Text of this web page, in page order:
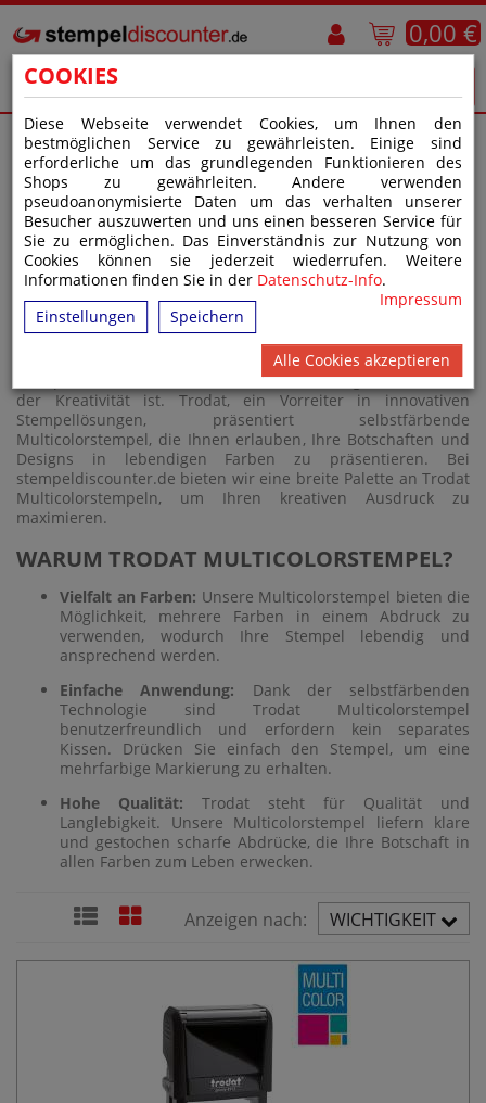
COOKIES
Diese Webseite verwendet Cookies, um Ihnen den
bestmöglichen Service zu gewährleisten. Einige sind
erforderliche um das grundlegenden Funktionieren des
Shops zu gewährleiten. Andere verwenden
pseudoanonymisierte Daten um das verhalten unserer
Besucher auszuwerten und uns einen besseren Service für
Sie zu ermöglichen. Das Einverständnis zur Nutzung von
Cookies können sie jederzeit wiederrufen. Weitere
Informationen finden Sie in der Datenschutz-Info.
Impressum
Einstellungen
Speichern
Alle Cookies akzeptieren
0,00 €
STARTSEITE > STEMPEL > MULTICOLORSTEMPEL
MULTICOLORSTEMPEL
TRODAT MULTICOLORSTEMPEL:
KREATIVE STEMPELLÖSUNGEN IN
LEBENDIGEN FARBEN
Willkommen in der Welt der Trodat Multicolorstempel, wo
Stempeln nicht nur ein Akt der Kennzeichnung, sondern auch
der Kreativität ist. Trodat, ein Vorreiter in innovativen
Stempellösungen, präsentiert selbstfärbende
Multicolorstempel, die Ihnen erlauben, Ihre Botschaften und
Designs in lebendigen Farben zu präsentieren. Bei
stempeldiscounter.de bieten wir eine breite Palette an Trodat
Multicolorstempeln, um Ihren kreativen Ausdruck zu
maximieren.
WARUM TRODAT MULTICOLORSTEMPEL?
Vielfalt an Farben: Unsere Multicolorstempel bieten die
Möglichkeit, mehrere Farben in einem Abdruck zu
verwenden, wodurch Ihre Stempel lebendig und
ansprechend werden.
Einfache Anwendung: Dank der selbstfärbenden
Technologie sind Trodat Multicolorstempel
benutzerfreundlich und erfordern kein separates
Kissen. Drücken Sie einfach den Stempel, um eine
mehrfarbige Markierung zu erhalten.
Hohe Qualität: Trodat steht für Qualität und
Langlebigkeit. Unsere Multicolorstempel liefern klare
und gestochen scharfe Abdrücke, die Ihre Botschaft in
allen Farben zum Leben erwecken.
WICHTIGKEIT
Anzeigen nach: